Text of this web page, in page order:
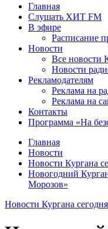
Главная
Слушать ХИТ FM
В эфире
Расписание
Новости
Все новости
Новости
Рекламодателям
Реклама на
Реклама на
Контакты
Программа «На
Главная
Новости
Новости Кургана
Новогодний
Морозов»
Новости Кургана сегодня